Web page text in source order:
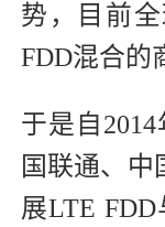
势，目前
FDD混合的
于是自
国联通、中
展LTE